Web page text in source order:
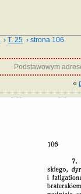
›T. 25 › strona 106
Podstawowym
«